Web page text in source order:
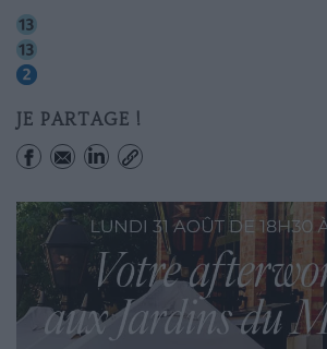
JE PARTAGE !